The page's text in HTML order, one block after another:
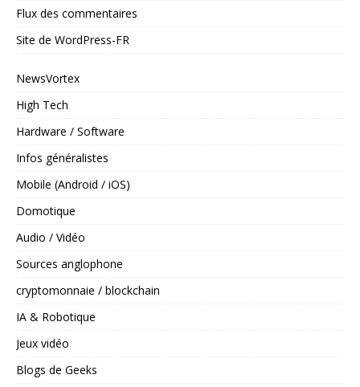
Flux des commentaires
Site de WordPress-FR
NewsVortex
High Tech
Hardware / Software
Infos généralistes
Mobile (Android / iOS)
Domotique
Audio / Vidéo
Sources anglophone
cryptomonnaie / blockchain
IA & Robotique
Jeux vidéo
Blogs de Geeks